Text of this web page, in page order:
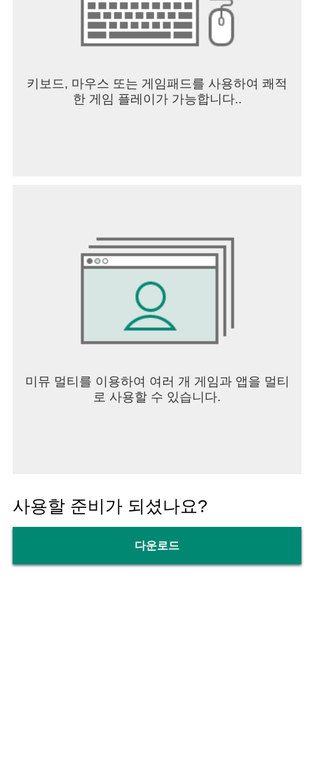
키보드, 마우스 또는 게임패드를 사용하여 쾌적
한 게임 플레이가 가능합니다..
미뮤 멀티를 이용하여 여러 개 게임과 앱을 멀티
로 사용할 수 있습니다.
사용할 준비가 되셨나요?
다운로드